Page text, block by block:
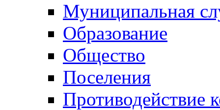
Муниципальная
Образование
Общество
Поселения
Противодействие